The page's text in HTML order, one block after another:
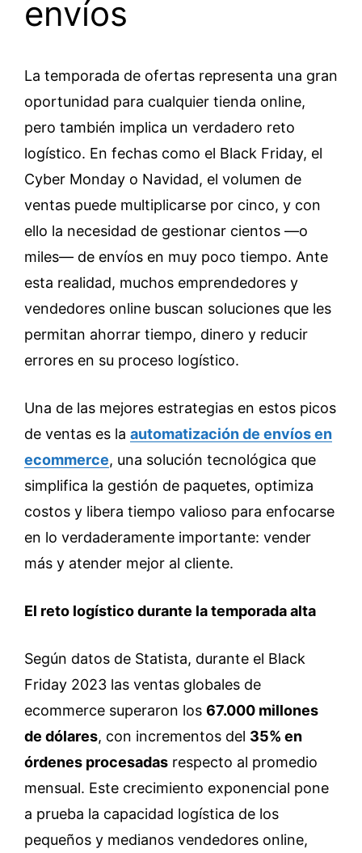
envíos
La temporada de ofertas representa una gran
oportunidad para cualquier tienda online,
pero también implica un verdadero reto
logístico. En fechas como el Black Friday, el
Cyber Monday o Navidad, el volumen de
ventas puede multiplicarse por cinco, y con
ello la necesidad de gestionar cientos —o
miles— de envíos en muy poco tiempo. Ante
esta realidad, muchos emprendedores y
vendedores online buscan soluciones que les
permitan ahorrar tiempo, dinero y reducir
errores en su proceso logístico.
Una de las mejores estrategias en estos picos
de ventas es la automatización de envíos en
ecommerce, una solución tecnológica que
simplifica la gestión de paquetes, optimiza
costos y libera tiempo valioso para enfocarse
en lo verdaderamente importante: vender
más y atender mejor al cliente.
El reto logístico durante la temporada alta
Según datos de Statista, durante el Black
Friday 2023 las ventas globales de
ecommerce superaron los 67.000 millones
de dólares, con incrementos del 35% en
órdenes procesadas respecto al promedio
mensual. Este crecimiento exponencial pone
a prueba la capacidad logística de los
pequeños y medianos vendedores online,